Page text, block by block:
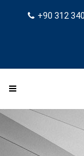
+90 312